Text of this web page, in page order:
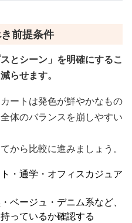
前提条件
とシーン」を明確にするこ
らせます。
ートは発色が鮮やかなもの
体のバランスを崩しやすい
から比較に進みましょう。
・通学・オフィスカジュア
ベージュ・デニム系など、
っているか確認する